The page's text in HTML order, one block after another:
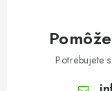
Potrebujete